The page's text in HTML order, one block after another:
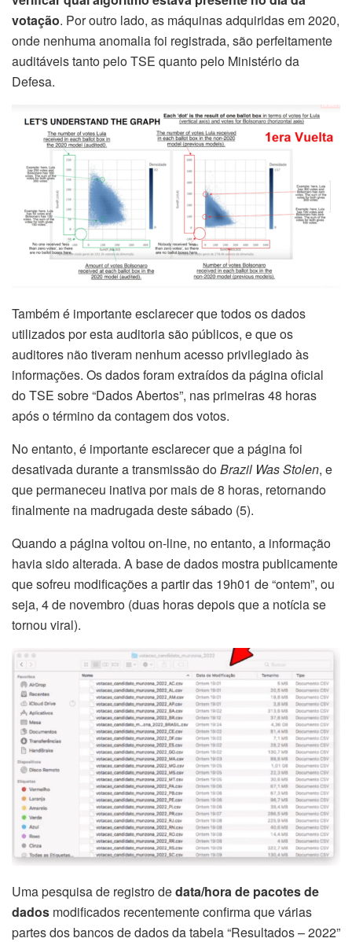
votação. Por outro lado, as máquinas adquiridas em 2020,
onde nenhuma anomalia foi registrada, são perfeitamente
auditáveis ​​tanto pelo TSE quanto pelo Ministério da
Defesa.
Também é importante esclarecer que todos os dados
utilizados por esta auditoria são públicos, e que os
auditores não tiveram nenhum acesso privilegiado às
informações. Os dados foram extraídos da página oficial
do TSE sobre “Dados Abertos”, nas primeiras 48 horas
após o término da contagem dos votos.
No entanto, é importante esclarecer que a página foi
desativada durante a transmissão doBrazil Was Stolen, e
que permaneceu inativa por mais de 8 horas, retornando
finalmente na madrugada deste sábado (5).
Quando a página voltou on-line, no entanto, a informação
havia sido alterada. A base de dados mostra publicamente
que sofreu modificações a partir das 19h01 de “ontem”, ou
seja, 4 de novembro (duas horas depois que a notícia se
tornou viral).
Uma pesquisa de registro dedata/hora de pacotes de
dados modificados recentemente confirma que várias
partes dos bancos de dados da tabela “Resultados – 2022”